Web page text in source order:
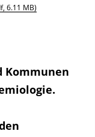
6.11 MB)
Kommunen